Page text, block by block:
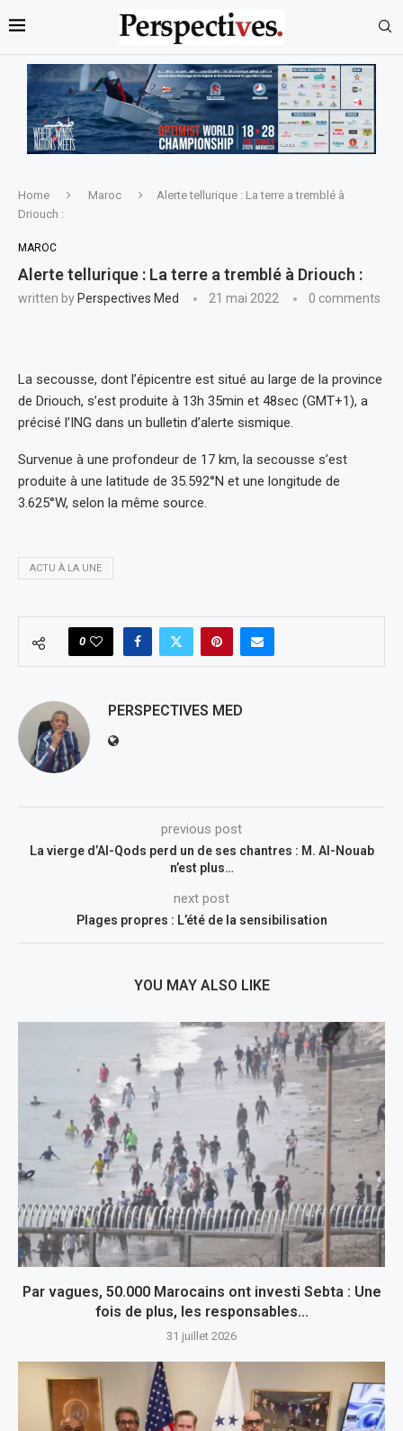
Home Maroc
Alerte tellurique : La terre a tremblé à
Driouch :
MAROC
Alerte tellurique : La terre a tremblé à Driouch :
written by Perspectives Med 21 mai 2022 0 comments
La secousse, dont l’épicentre est situé au large de la province
de Driouch, s’est produite à 13h 35min et 48sec (GMT+1), a
précisé l’ING dans un bulletin d’alerte sismique.
Survenue à une profondeur de 17 km, la secousse s’est
produite à une latitude de 35.592°N et une longitude de
3.625°W, selon la même source.
ACTU À LA UNE
0
PERSPECTIVES MED
previous post
La vierge d’Al-Qods perd un de ses chantres : M. Al-Nouab
n’est plus…
next post
Plages propres : L’été de la sensibilisation
YOU MAY ALSO LIKE
Par vagues, 50.000 Marocains ont investi Sebta : Une
fois de plus, les responsables...
31 juillet 2026